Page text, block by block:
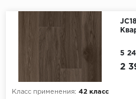
Класс применения: 42 класс
2
5